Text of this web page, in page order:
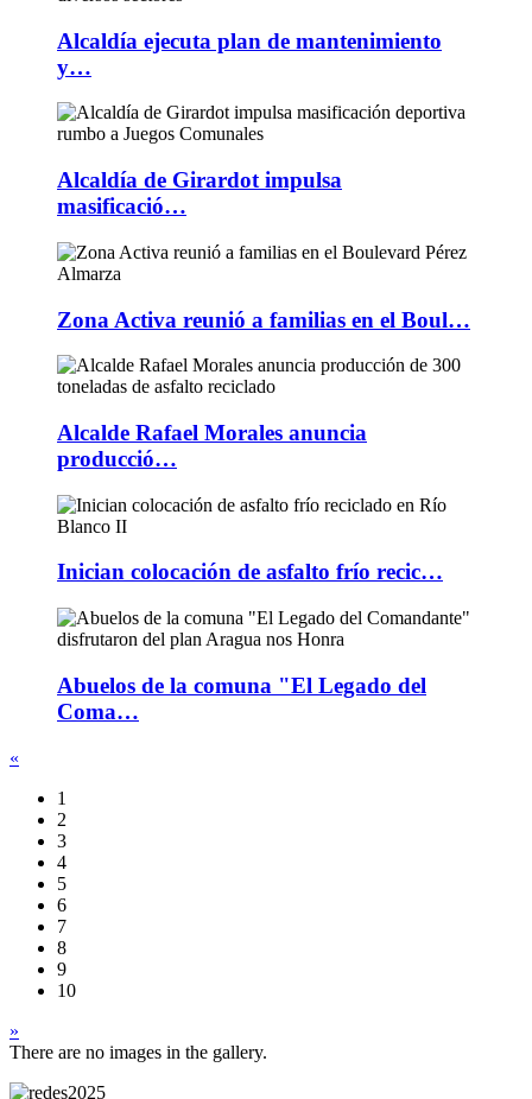
Alcaldía ejecuta plan de mantenimiento
y…
Alcaldía de Girardot impulsa
masificació…
Zona Activa reunió a familias en el Boul…
Alcalde Rafael Morales anuncia
producció…
Inician colocación de asfalto frío recic…
Abuelos de la comuna "El Legado del
Coma…
«
1
2
3
4
5
6
7
8
9
10
»
There are no images in the gallery.